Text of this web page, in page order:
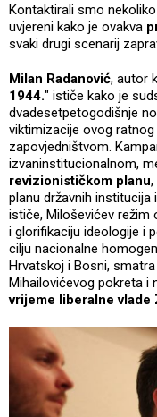
Kontaktirali smo
uvjereni kako je ovakva
svaki drugi scenarij
Milan Radanović, autor
1944." ističe kako je
dvadesetpetogodišnje
viktimizacije ovog
zapovjedništvom.
izvaninstitucionalnom,
revizionističkom planu,
planu državnih institucija
ističe, Miloševićev režim
i glorifikaciju ideologije i
cilju nacionalne
Hrvatskoj i Bosni,
Mihailovićevog pokreta i
vrijeme liberalne vlade